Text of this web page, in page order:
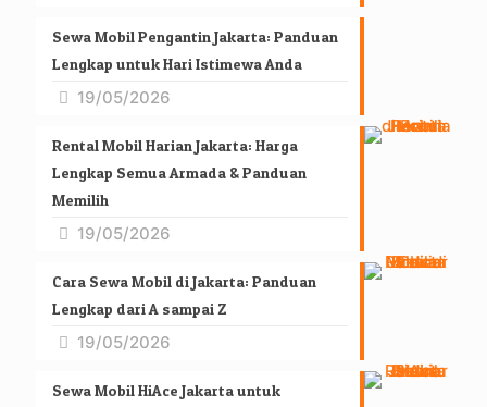
Sewa Mobil Pengantin Jakarta: Panduan
Lengkap untuk Hari Istimewa Anda
19/05/2026
Rental Mobil Harian Jakarta: Harga
Lengkap Semua Armada & Panduan
Memilih
19/05/2026
Cara Sewa Mobil di Jakarta: Panduan
Lengkap dari A sampai Z
19/05/2026
Sewa Mobil HiAce Jakarta untuk